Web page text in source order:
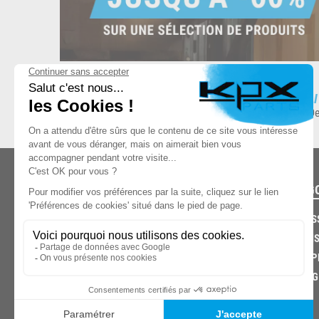
ESPACE DE STOCKAGE
8.500 produits en stock
03.85.32.96.74
© 2026 - KPX PARTS - SITE CRÉÉ PARLET'S CLIC